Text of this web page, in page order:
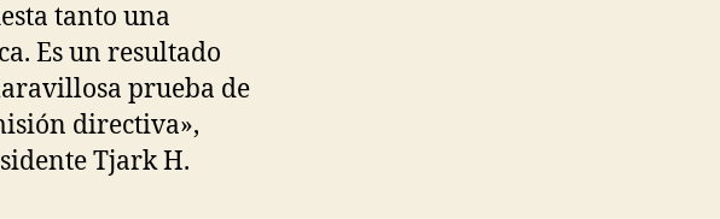
tanto una
Es un resultado
prueba de
directiva»,
Tjark H.